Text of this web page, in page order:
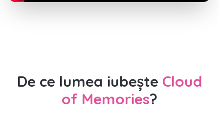
De ce lumea iubește Cloud
of Memories?